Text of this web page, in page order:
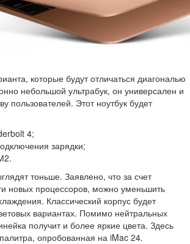
которые будут отличаться диагональю
небольшой ультрабук, он универсален и
пользователей. Этот ноутбук будет
4;
зарядки;
тоньше. Заявлено, что за счет
новых процессоров, можно уменьшить
Классический корпус будет
вариантах. Помимо нейтральных
получит и более яркие цвета. Здесь
опробованная на iMac 24.